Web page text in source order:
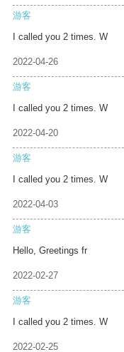
游客
I called you 2 times. W
2022-04-26
游客
I called you 2 times. W
2022-04-20
游客
I called you 2 times. W
2022-04-03
游客
Hello, Greetings fr
2022-02-27
游客
I called you 2 times. W
2022-02-25